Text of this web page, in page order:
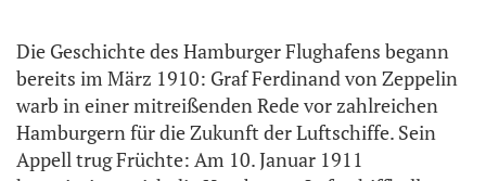
Die Geschichte des Hamburger Flughafens begann
bereits im März 1910: Graf Ferdinand von Zeppelin
warb in einer mitreißenden Rede vor zahlreichen
Hamburgern für die Zukunft der Luftschiffe. Sein
Appell trug Früchte: Am 10. Januar 1911